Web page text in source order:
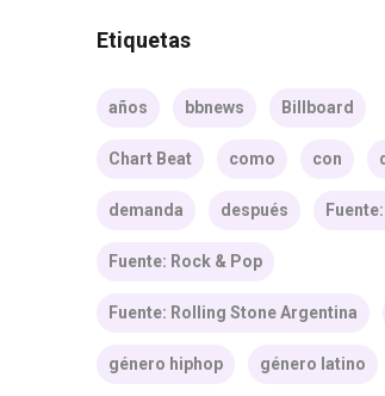
Etiquetas
años bbnews Billboard
Chart Beat como con
demanda después
Fuente: Rock & Pop
Fuente: Rolling Stone Argentina
género hiphop género latino